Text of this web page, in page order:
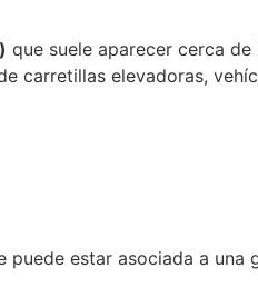
que suele aparecer cerca
carretillas elevadoras,
puede estar asociada a